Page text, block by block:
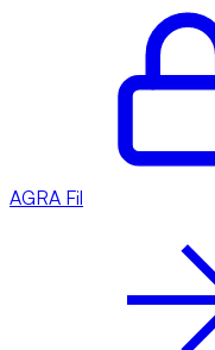
AGRA Fil